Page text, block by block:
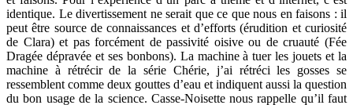
identique. Le divertissement ne serait que ce que nous en faisons : il
peut être source de connaissances et d’efforts (érudition et curiosité
de Clara) et pas forcément de passivité oisive ou de cruauté (Fée
Dragée dépravée et ses bonbons). La machine à tuer les jouets et la
machine à rétrécir de la série Chérie, j’ai rétréci les gosses se
ressemblent comme deux gouttes d’eau et indiquent aussi la question
du bon usage de la science. Casse-Noisette nous rappelle qu’il faut